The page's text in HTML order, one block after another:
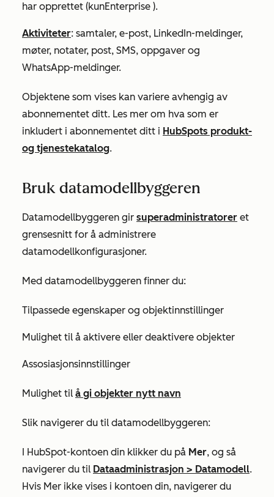
har opprettet (kunEnterprise ).
Aktiviteter: samtaler, e-post, LinkedIn-meldinger,
møter, notater, post, SMS, oppgaver og
WhatsApp-meldinger.
Objektene som vises kan variere avhengig av
abonnementet ditt. Les mer om hva som er
inkludert i abonnementet ditt i HubSpots produkt-
og tjenestekatalog.
Bruk datamodellbyggeren
Datamodellbyggeren gir superadministratorer et
grensesnitt for å administrere
datamodellkonfigurasjoner.
Med datamodellbyggeren finner du:
Tilpassede egenskaper og objektinnstillinger
Mulighet til å aktivere eller deaktivere objekter
Assosiasjonsinnstillinger
Mulighet til å gi objekter nytt navn
Slik navigerer du til datamodellbyggeren:
I HubSpot-kontoen din klikker du på Mer, og så
navigerer du til Dataadministrasjon > Datamodell.
Hvis Mer ikke vises i kontoen din, navigerer du